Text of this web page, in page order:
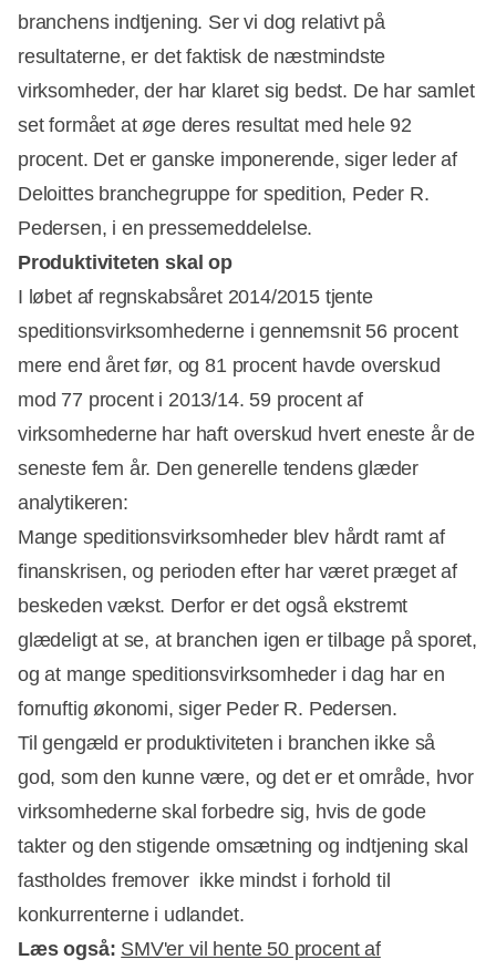
branchens indtjening. Ser vi dog relativt på
resultaterne, er det faktisk de næstmindste
virksomheder, der har klaret sig bedst. De har samlet
set formået at øge deres resultat med hele 92
procent. Det er ganske imponerende, siger leder af
Deloittes branchegruppe for spedition, Peder R.
Pedersen, i en pressemeddelelse.
Produktiviteten skal op
I løbet af regnskabsåret 2014/2015 tjente
speditionsvirksomhederne i gennemsnit 56 procent
mere end året før, og 81 procent havde overskud
mod 77 procent i 2013/14. 59 procent af
virksomhederne har haft overskud hvert eneste år de
seneste fem år. Den generelle tendens glæder
analytikeren:
Mange speditionsvirksomheder blev hårdt ramt af
finanskrisen, og perioden efter har været præget af
beskeden vækst. Derfor er det også ekstremt
glædeligt at se, at branchen igen er tilbage på sporet,
og at mange speditionsvirksomheder i dag har en
fornuftig økonomi, siger Peder R. Pedersen.
Til gengæld er produktiviteten i branchen ikke så
god, som den kunne være, og det er et område, hvor
virksomhederne skal forbedre sig, hvis de gode
takter og den stigende omsætning og indtjening skal
fastholdes fremover  ikke mindst i forhold til
konkurrenterne i udlandet.
Læs også: SMV'er vil hente 50 procent af